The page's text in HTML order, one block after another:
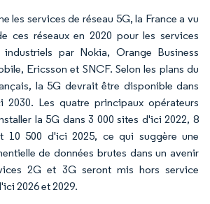
les services de réseau 5G, la France a vu
ces réseaux en 2020 pour les services
par Nokia, Orange Business
Ericsson et SNCF. Selon les plans du
la 5G devrait être disponible dans
Les quatre principaux opérateurs
la 5G dans 3 000 sites d'ici 2022, 8
10 500 d'ici 2025, ce qui suggère une
de données brutes dans un avenir
2G et 3G seront mis hors service
2026 et 2029.